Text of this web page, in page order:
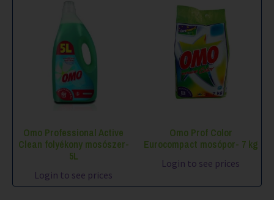
Omo Professional Active
Clean folyékony mosószer-
5L
Login to see prices
Omo Prof Color
Eurocompact mosópor- 7 kg
Login to see prices